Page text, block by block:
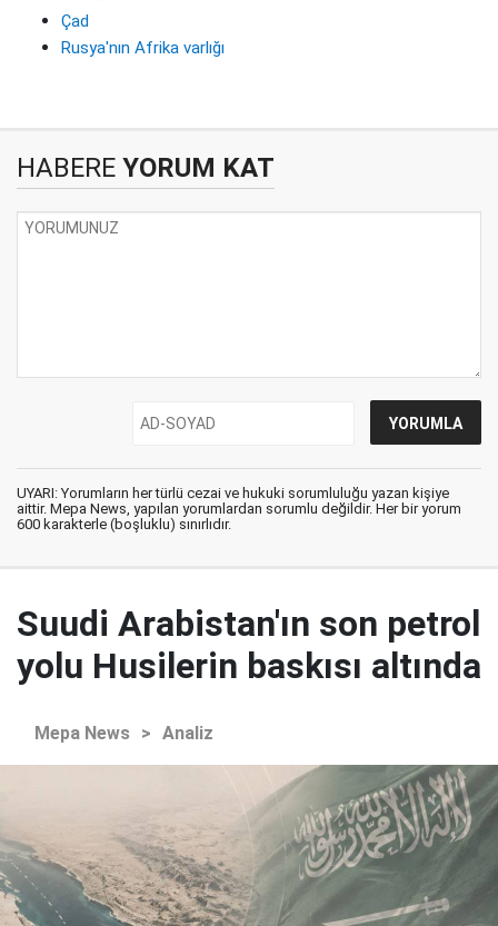
Çad
Rusya'nın Afrika varlığı
HABERE YORUM KAT
UYARI: Yorumların her türlü cezai ve hukuki sorumluluğu yazan kişiye
aittir. Mepa News, yapılan yorumlardan sorumlu değildir. Her bir yorum
600 karakterle (boşluklu) sınırlıdır.
Suudi Arabistan'ın son petrol
yolu Husilerin baskısı altında
Mepa News > Analiz